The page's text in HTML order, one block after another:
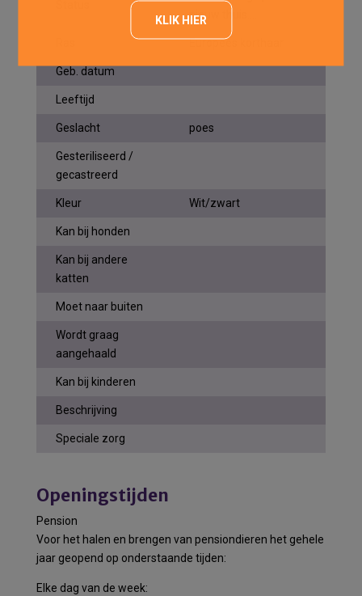
nieuw thuis....
Europees korthaar
Geb. datum
Leeftijd
Geslacht poes
Gesteriliseerd /
gecastreerd
Kleur Wit/zwart
Kan bij honden
Kan bij andere
katten
Moet naar buiten
Wordt graag
aangehaald
Kan bij kinderen
Beschrijving
Speciale zorg
Openingstijden
Pension
Voor het halen en brengen van pensiondieren het gehele
jaar geopend op onderstaande tijden:
Elke dag van de week:
KLIK HIER